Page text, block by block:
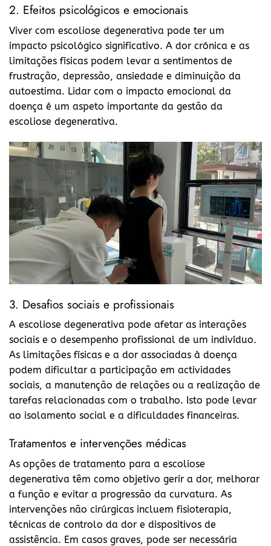
2. Efeitos psicológicos e emocionais
Viver com escoliose degenerativa pode ter um
impacto psicológico significativo. A dor crónica e as
limitações físicas podem levar a sentimentos de
frustração, depressão, ansiedade e diminuição da
autoestima. Lidar com o impacto emocional da
doença é um aspeto importante da gestão da
escoliose degenerativa.
3. Desafios sociais e profissionais
A escoliose degenerativa pode afetar as interações
sociais e o desempenho profissional de um indivíduo.
As limitações físicas e a dor associadas à doença
podem dificultar a participação em actividades
sociais, a manutenção de relações ou a realização de
tarefas relacionadas com o trabalho. Isto pode levar
ao isolamento social e a dificuldades financeiras.
Tratamentos e intervenções médicas
As opções de tratamento para a escoliose
degenerativa têm como objetivo gerir a dor, melhorar
a função e evitar a progressão da curvatura. As
intervenções não cirúrgicas incluem fisioterapia,
técnicas de controlo da dor e dispositivos de
assistência. Em casos graves, pode ser necessária